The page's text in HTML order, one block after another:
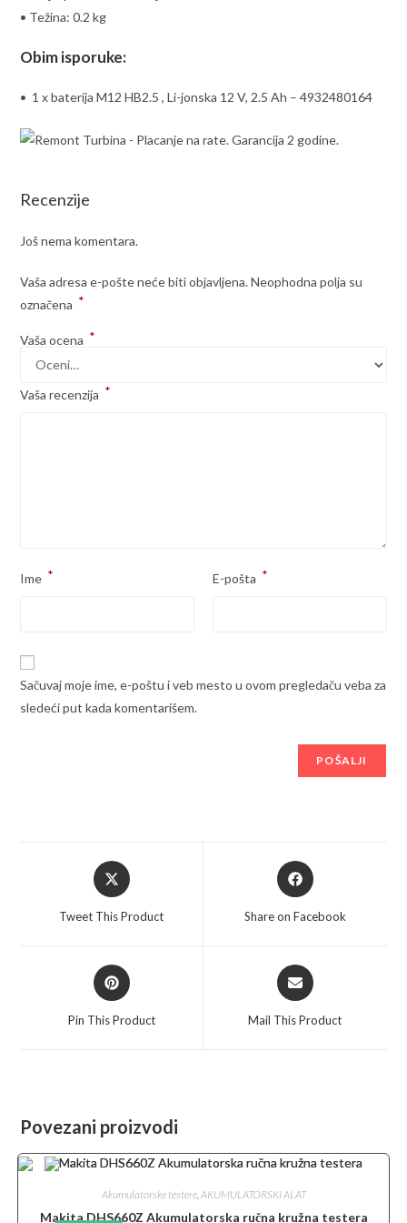
• Težina: 0.2 kg
Obim isporuke:
• 1 x baterija M12 HB2.5 , Li-jonska 12 V, 2.5 Ah – 4932480164
Recenzije
Još nema komentara.
Vaša adresa e-pošte neće biti objavljena. Neophodna polja su
označena *
Vaša ocena *
Vaša recenzija *
Ime * E-pošta *
Sačuvaj moje ime, e-poštu i veb mesto u ovom pregledaču veba za
sledeći put kada komentarišem.
Opens
in
Tweet This Product
Opens
in
Share on Facebook
Opens
in
Pin This Product
Opens
in
Mail This Product
Povezani proizvodi
Akumulatorske testere,AKUMULATORSKI ALAT
Makita DHS660Z Akumulatorska ručna kružna testera